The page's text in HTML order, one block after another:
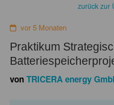
zurück zur
vor 5 Monaten
Praktikum
von TRICERA energy